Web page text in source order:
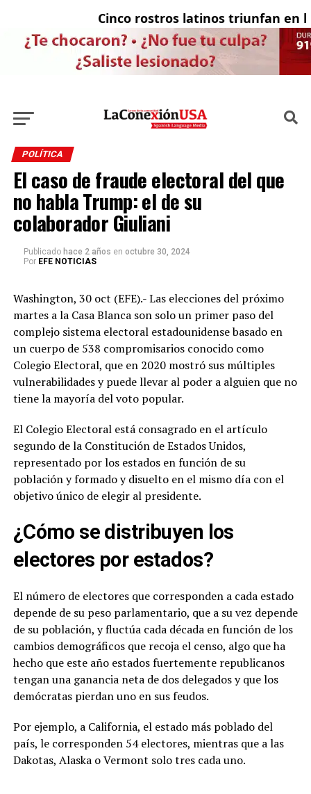
Cinco rostros latinos triunfan en laEl
POLÍTICA
El caso de fraude electoral del que
no habla Trump: el de su
colaborador Giuliani
Publicado hace 2 años en octubre 30, 2024
Por EFE NOTICIAS
Washington, 30 oct (EFE).- Las elecciones del próximo
martes a la Casa Blanca son solo un primer paso del
complejo sistema electoral estadounidense basado en
un cuerpo de 538 compromisarios conocido como
Colegio Electoral, que en 2020 mostró sus múltiples
vulnerabilidades y puede llevar al poder a alguien que no
tiene la mayoría del voto popular.
El Colegio Electoral está consagrado en el artículo
segundo de la Constitución de Estados Unidos,
representado por los estados en función de su
población y formado y disuelto en el mismo día con el
objetivo único de elegir al presidente.
¿Cómo se distribuyen los
electores por estados?
El número de electores que corresponden a cada estado
depende de su peso parlamentario, que a su vez depende
de su población, y fluctúa cada década en función de los
cambios demográficos que recoja el censo, algo que ha
hecho que este año estados fuertemente republicanos
tengan una ganancia neta de dos delegados y que los
demócratas pierdan uno en sus feudos.
Por ejemplo, a California, el estado más poblado del
país, le corresponden 54 electores, mientras que a las
Dakotas, Alaska o Vermont solo tres cada uno.